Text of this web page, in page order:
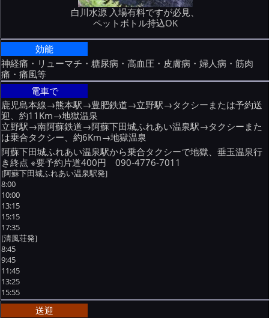
白川水源 入場有料ですが必見、
ペットボトル持込OK
効能
神経痛・リューマチ・糖尿病・高血圧・皮膚病・婦人病・筋肉
痛・痛風等
電車で
鹿児島本線→熊本駅→豊肥鉄道→立野駅→タクシーまたは予約送
迎、約11Km→地獄温泉
立野駅→南阿蘇鉄道→阿蘇下田城ふれあい温泉駅→タクシーまた
は乗合タクシー、約6Km→地獄温泉
阿蘇下田城ふれあい温泉駅から乗合タクシーで地獄、垂玉温泉行
き終点 ※要予約片道400円 090-4776-7011
[阿蘇下田城ふれあい温泉駅発]
8:00
10:00
13:15
15:15
17:35
[清風荘発]
8:45
9:45
11:45
13:25
15:55
送迎